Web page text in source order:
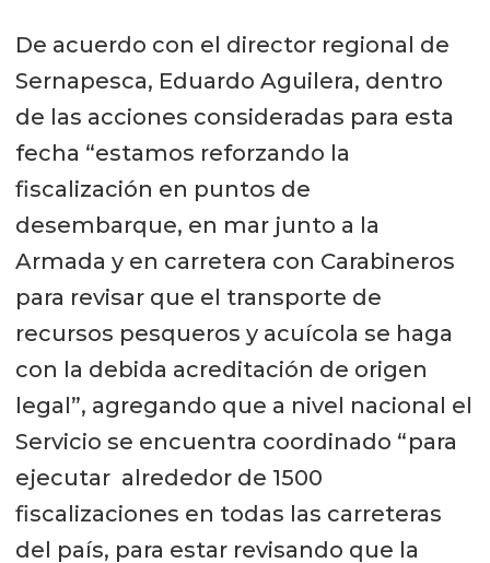
De acuerdo con el director regional de
Sernapesca, Eduardo Aguilera, dentro
de las acciones consideradas para esta
fecha “estamos reforzando la
fiscalización en puntos de
desembarque, en mar junto a la
Armada y en carretera con Carabineros
para revisar que el transporte de
recursos pesqueros y acuícola se haga
con la debida acreditación de origen
legal”, agregando que a nivel nacional el
Servicio se encuentra coordinado “para
ejecutar alrededor de 1500
fiscalizaciones en todas las carreteras
del país, para estar revisando que la